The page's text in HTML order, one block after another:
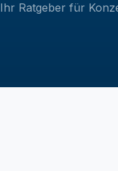
Ihr Ratgeber für